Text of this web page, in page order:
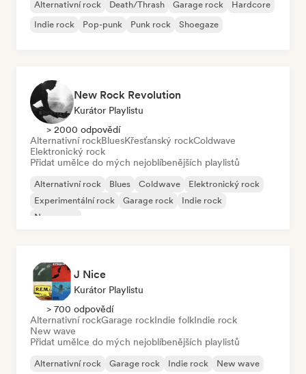
Alternativní rock Death/Thrash Garage rock
Hardcore
Indie rock
Pop-punk Punk rock Shoegaze
New Rock Revolution
Kurátor Playlistu
> 2000 odpovědí
Alternativní rockBluesKřesťanský rockColdwave
Elektronický rock
Přidat umělce do mých nejoblíbenějších playlistů
Alternativní rock Blues Coldwave
Elektronický rock
Experimentální rock
Garage rock
Indie rock
New wave
J Nice
Kurátor Playlistu
> 700 odpovědí
Alternativní rockGarage rockIndie folkIndie rock
New wave
Přidat umělce do mých nejoblíbenějších playlistů
Alternativní rock Garage rock Indie rock New wave